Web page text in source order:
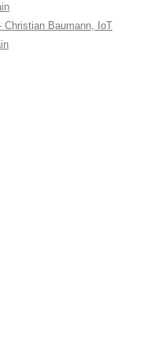
Christian Baumann, IoT